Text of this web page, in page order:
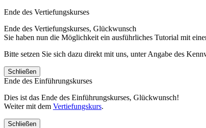
Ende des Vertiefungskurses
Ende des Vertiefungskurses, Glückwunsch
Sie haben nun die Möglichkeit ein ausführliches Tutorial mit
Bitte setzen Sie sich dazu direkt mit uns, unter Angabe des
Schließen
Ende des Einführungskurses
Dies ist das Ende des Einführungskurses, Glückwunsch!
Weiter mit dem Vertiefungskurs.
Schließen